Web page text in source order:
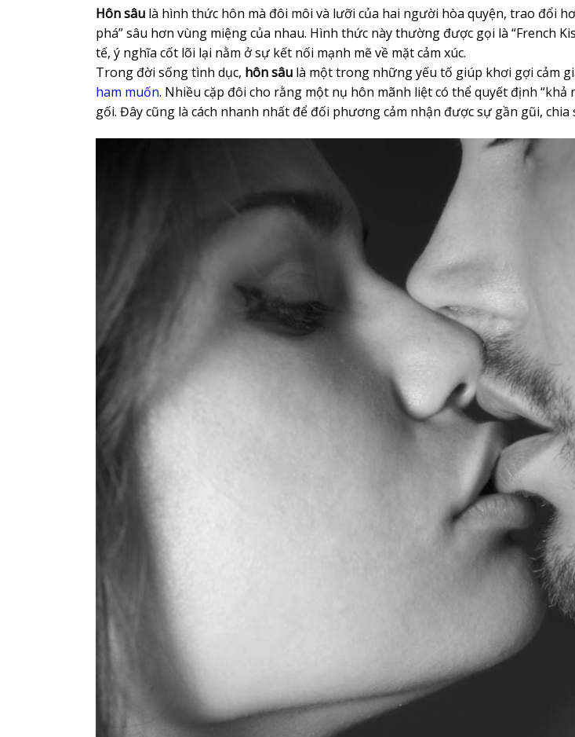
Hôn sâu là hình thức hôn mà đôi môi và lưỡi của hai người hòa quyện, trao đổi
phá” sâu hơn vùng miệng của nhau. Hình thức này thường được gọi là “French
tế, ý nghĩa cốt lõi lại nằm ở sự kết nối mạnh mẽ về mặt cảm xúc.
Trong đời sống tình dục, hôn sâu là một trong những yếu tố giúp khơi gợi cảm
ham muốn. Nhiều cặp đôi cho rằng một nụ hôn mãnh liệt có thể quyết định “khả
gối. Đây cũng là cách nhanh nhất để đối phương cảm nhận được sự gần gũi, chia